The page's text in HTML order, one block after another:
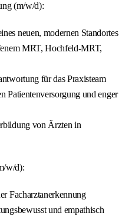
(m/w/d):
neuen, modernen Standortes
MRT, Hochfeld‑MRT,
für das Praxisteam
Patientenversorgung und enger
von Ärzten in
w/d):
Facharztanerkennung
und empathisch